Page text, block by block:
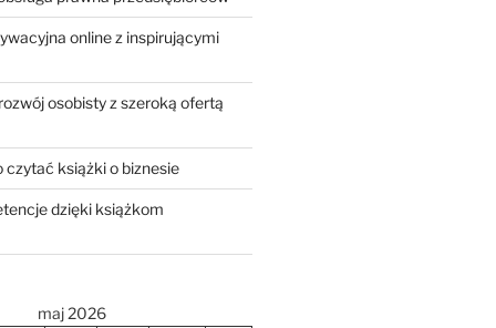
online z inspirującymi
osobisty z szeroką ofertą
czytać książki o biznesie
dzięki książkom
maj 2026